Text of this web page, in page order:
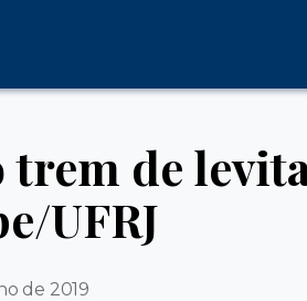
de
UFRJ
de 2019